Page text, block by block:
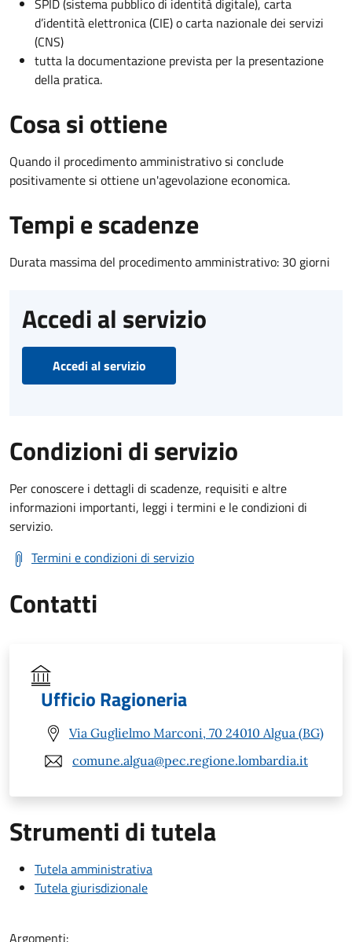
d’identità elettronica (CIE) o carta nazionale dei servizi
(CNS)
tutta la documentazione prevista per la presentazione
della pratica.
Cosa si ottiene
Quando il procedimento amministrativo si conclude
positivamente si ottiene un'agevolazione economica.
Tempi e scadenze
Durata massima del procedimento amministrativo: 30 giorni
Accedi al servizio
Accedi al servizio
Condizioni di servizio
Per conoscere i dettagli di scadenze, requisiti e altre
informazioni importanti, leggi i termini e le condizioni di
servizio.
Termini e condizioni di servizio
Contatti
Ufficio Ragioneria
Via Guglielmo Marconi, 70 24010 Algua (BG)
comune.algua@pec.regione.lombardia.it
Strumenti di tutela
Tutela amministrativa
Tutela giurisdizionale
Argomenti: